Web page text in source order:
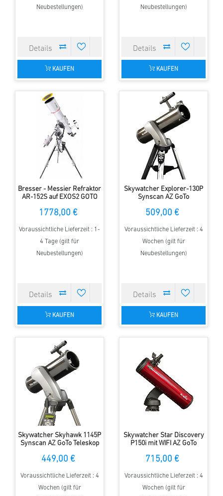
Neubestellungen)
KAUFEN
Neubestellungen)
KAUFEN
Bresser - Messier Refraktor
AR-152S auf EXOS2 GOTO
1778,00 €
Voraussichtliche Lieferzeit : 1-
4 Tage (gilt für
Neubestellungen)
KAUFEN
Skywatcher Explorer-130P
Synscan AZ GoTo
509,00 €
Voraussichtliche Lieferzeit : 4
Wochen (gilt für
Neubestellungen)
KAUFEN
Skywatcher Skyhawk 1145P
Synscan AZ GoTo Teleskop
449,00 €
Voraussichtliche Lieferzeit : 4
Wochen (gilt für
Skywatcher Star Discovery
P150i mit WIFI AZ GoTo
715,00 €
Voraussichtliche Lieferzeit : 4
Wochen (gilt für